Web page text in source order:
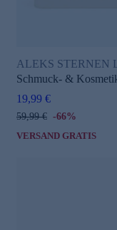
ALEKS STERNEN
Schmuck- &
19,99 €
59,99 € -66%
VERSAND GRATIS